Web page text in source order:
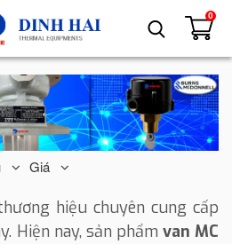
0
Giá
hiệu chuyên cung cấp
Hiện nay, sản phẩm van MC